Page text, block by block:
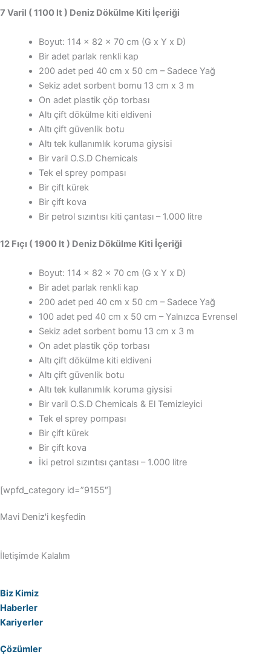
7 Varil ( 1100 lt ) Deniz Dökülme Kiti İçeriği
Boyut: 114 x 82 x 70 cm (G x Y x D)
Bir adet parlak renkli kap
200 adet ped 40 cm x 50 cm – Sadece Yağ
Sekiz adet sorbent bomu 13 cm x 3 m
On adet plastik çöp torbası
Altı çift dökülme kiti eldiveni
Altı çift güvenlik botu
Altı tek kullanımlık koruma giysisi
Bir varil O.S.D Chemicals
Tek el sprey pompası
Bir çift kürek
Bir çift kova
Bir petrol sızıntısı kiti çantası – 1.000 litre
12 Fıçı ( 1900 lt ) Deniz Dökülme Kiti İçeriği
Boyut: 114 x 82 x 70 cm (G x Y x D)
Bir adet parlak renkli kap
200 adet ped 40 cm x 50 cm – Sadece Yağ
100 adet ped 40 cm x 50 cm – Yalnızca Evrensel
Sekiz adet sorbent bomu 13 cm x 3 m
On adet plastik çöp torbası
Altı çift dökülme kiti eldiveni
Altı çift güvenlik botu
Altı tek kullanımlık koruma giysisi
Bir varil O.S.D Chemicals & El Temizleyici
Tek el sprey pompası
Bir çift kürek
Bir çift kova
İki petrol sızıntısı çantası – 1.000 litre
[wpfd_category id=”9155″]
Mavi Deniz'i keşfedin
İletişimde Kalalım
Biz Kimiz
Haberler
Kariyerler
Çözümler